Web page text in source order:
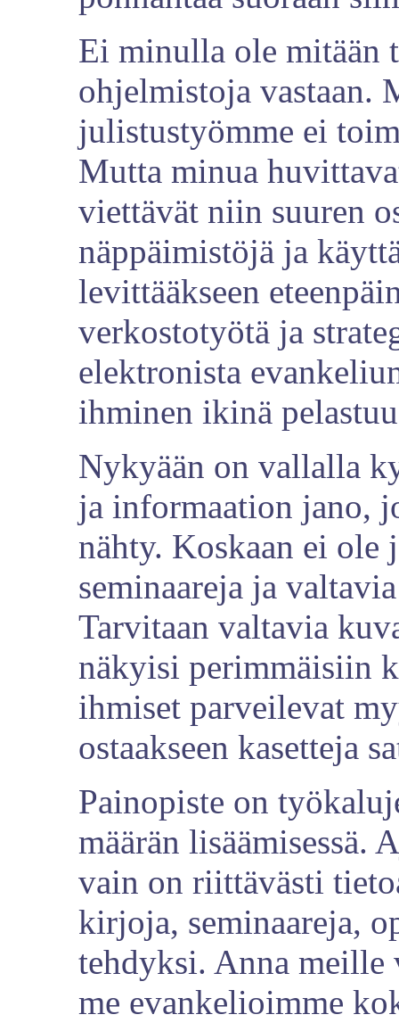
Ei minulla ole mitään
ohjelmistoja vastaan.
julistustyömme ei
Mutta minua
viettävät niin suuren
näppäimistöjä ja
levittääkseen
verkostotyötä ja
elektronista
ihminen ikinä
Nykyään on vallalla
ja informaation jano,
nähty. Koskaan ei
seminaareja ja
Tarvitaan valtavia
näkyisi perimmäisiin
ihmiset parveilevat
ostaakseen kasetteja
Painopiste on
määrän lisäämisessä.
vain on riittävästi
kirjoja, seminaareja,
tehdyksi. Anna meille
me evankelioimme